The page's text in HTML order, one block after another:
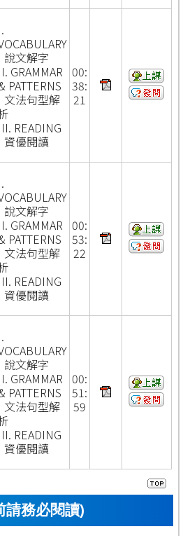
I.
| 說文解字
II. GRAMMAR
PATTERNS
| 文法句型解
III. READING
| 資優閱讀
00:
38:
21
I.
| 說文解字
II. GRAMMAR
PATTERNS
| 文法句型解
III. READING
| 資優閱讀
00:
53:
22
I.
| 說文解字
II. GRAMMAR
PATTERNS
| 文法句型解
III. READING
| 資優閱讀
00:
51:
59
請務必閱讀)